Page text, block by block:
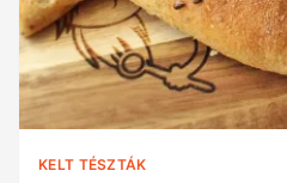
KELT TÉSZTÁK